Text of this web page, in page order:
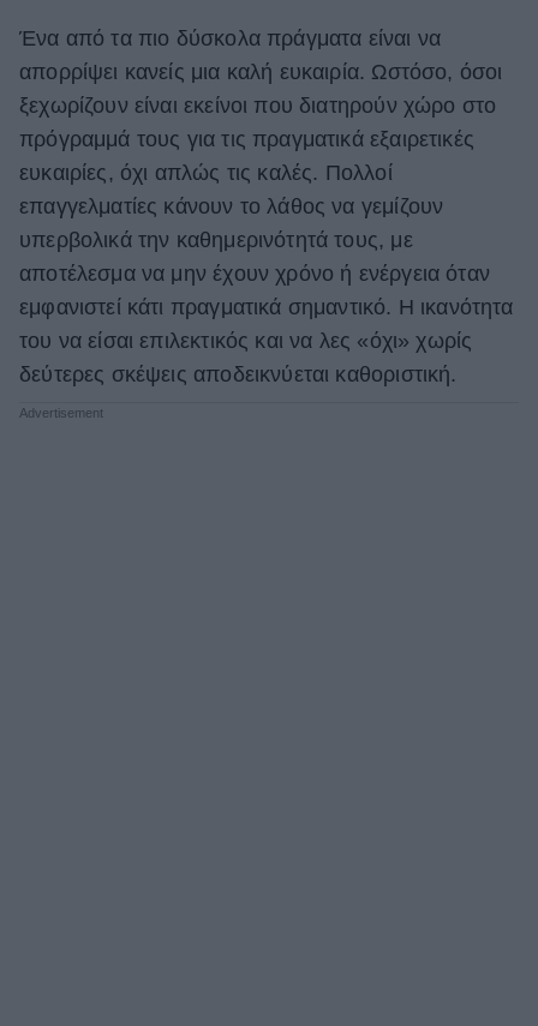
Ένα από τα πιο δύσκολα πράγματα είναι να
απορρίψει κανείς μια καλή ευκαιρία. Ωστόσο, όσοι
ξεχωρίζουν είναι εκείνοι που διατηρούν χώρο στο
πρόγραμμά τους για τις πραγματικά εξαιρετικές
ευκαιρίες, όχι απλώς τις καλές. Πολλοί
επαγγελματίες κάνουν το λάθος να γεμίζουν
υπερβολικά την καθημερινότητά τους, με
αποτέλεσμα να μην έχουν χρόνο ή ενέργεια όταν
εμφανιστεί κάτι πραγματικά σημαντικό. Η ικανότητα
του να είσαι επιλεκτικός και να λες «όχι» χωρίς
δεύτερες σκέψεις αποδεικνύεται καθοριστική.